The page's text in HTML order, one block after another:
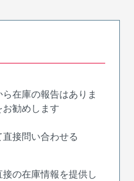
在庫の報告はありま
勧めします
接問い合わせる
の在庫情報を提供し